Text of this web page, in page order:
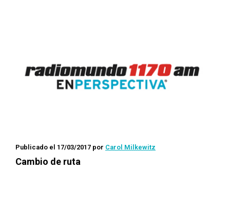
Publicado el 17/03/2017 por Carol Milkewitz
Cambio de ruta